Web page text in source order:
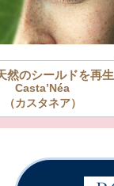
然のシールドを再生
Casta’Néa
（カスタネア）